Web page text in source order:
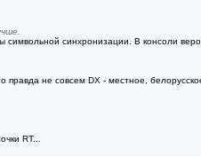
синхронизации. В консоли
правда не совсем DX - местное,
RT...